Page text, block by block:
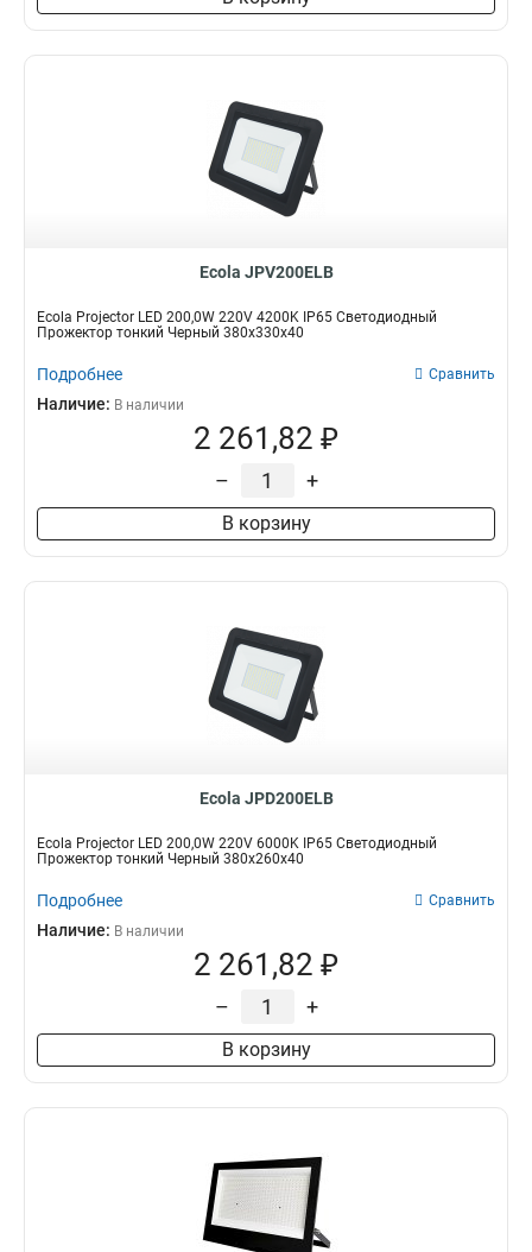
Ecola JPV200ELB
Ecola Projector LED 200,0W 220V 4200K IP65 Светодиодный
Прожектор тонкий Черный 380x330x40
Подробнее Сравнить
Наличие: В наличии
2 261,82 ₽
– +
В корзину
Ecola JPD200ELB
Ecola Projector LED 200,0W 220V 6000K IP65 Светодиодный
Прожектор тонкий Черный 380x260x40
Подробнее Сравнить
Наличие: В наличии
2 261,82 ₽
– +
В корзину